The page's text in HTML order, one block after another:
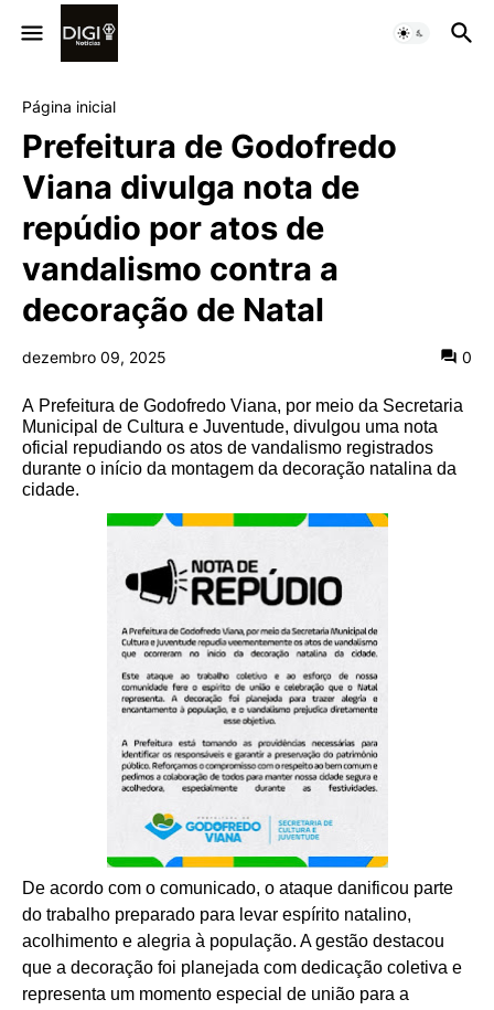
Página inicial
Prefeitura de Godofredo
Viana divulga nota de
repúdio por atos de
vandalismo contra a
decoração de Natal
dezembro 09, 2025 0
A Prefeitura de Godofredo Viana, por meio da Secretaria
Municipal de Cultura e Juventude, divulgou uma nota
oficial repudiando os atos de vandalismo registrados
durante o início da montagem da decoração natalina da
cidade.
De acordo com o comunicado, o ataque danificou parte
do trabalho preparado para levar espírito natalino,
acolhimento e alegria à população. A gestão destacou
que a decoração foi planejada com dedicação coletiva e
representa um momento especial de união para a